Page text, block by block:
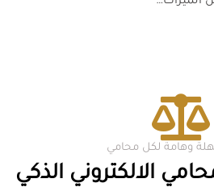
وهامة لكل محامي
الالكتروني الذكي